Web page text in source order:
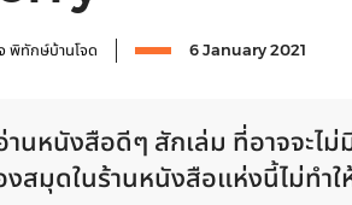
พิทักษ์บ้านโจด 6 January 2021
นหนังสือดีๆ สักเล่ม ที่อาจจะไม่
งสมุดในร้านหนังสือแห่งนี้ไม่ทำ